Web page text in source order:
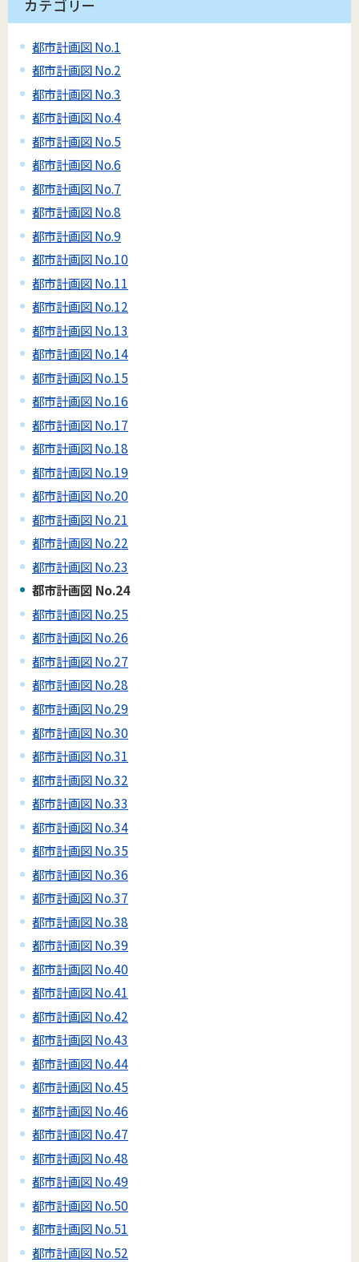
カテゴリー
都市計画図 No.1
都市計画図 No.2
都市計画図 No.3
都市計画図 No.4
都市計画図 No.5
都市計画図 No.6
都市計画図 No.7
都市計画図 No.8
都市計画図 No.9
都市計画図 No.10
都市計画図 No.11
都市計画図 No.12
都市計画図 No.13
都市計画図 No.14
都市計画図 No.15
都市計画図 No.16
都市計画図 No.17
都市計画図 No.18
都市計画図 No.19
都市計画図 No.20
都市計画図 No.21
都市計画図 No.22
都市計画図 No.23
都市計画図 No.24
都市計画図 No.25
都市計画図 No.26
都市計画図 No.27
都市計画図 No.28
都市計画図 No.29
都市計画図 No.30
都市計画図 No.31
都市計画図 No.32
都市計画図 No.33
都市計画図 No.34
都市計画図 No.35
都市計画図 No.36
都市計画図 No.37
都市計画図 No.38
都市計画図 No.39
都市計画図 No.40
都市計画図 No.41
都市計画図 No.42
都市計画図 No.43
都市計画図 No.44
都市計画図 No.45
都市計画図 No.46
都市計画図 No.47
都市計画図 No.48
都市計画図 No.49
都市計画図 No.50
都市計画図 No.51
都市計画図 No.52